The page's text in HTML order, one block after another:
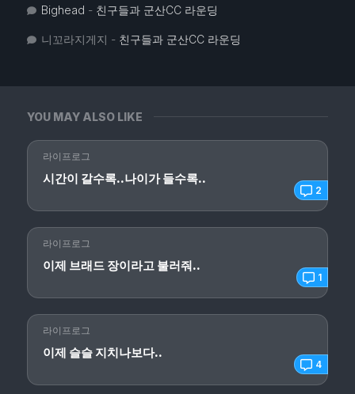
YOU MAY ALSO LIKE
2
라이프로그
시간이 갈수록..나이가 들수록..
1
라이프로그
이제 브래드 장이라고 불러줘..
4
라이프로그
이제 슬슬 지치나보다..
Bighead - 친구들과 군산CC 라운딩
니꼬라지게지 - 친구들과 군산CC 라운딩